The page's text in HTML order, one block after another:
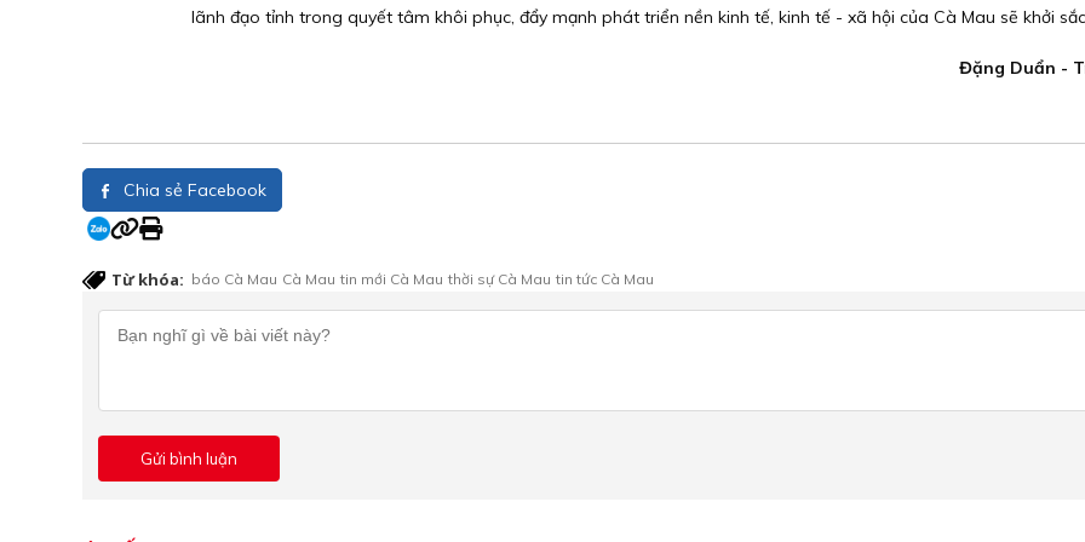
lãnh đạo tỉnh trong quyết tâm khôi phục, đẩy mạnh phát triển nền kinh tế, kinh tế - xã hội của Cà Mau sẽ khởi
Đặng Duẩn -
Chia sẻ Facebook
Từ khóa: báo Cà Mau Cà Mau tin mới Cà Mau thời sự Cà Mau tin tức Cà Mau